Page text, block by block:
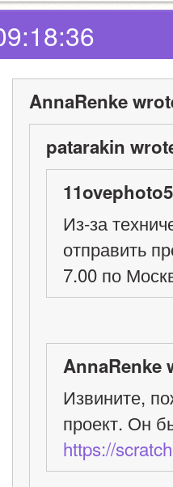
AnnaRenke
patarakin
Из-за
отправить
7.00 по
AnnaRenke
Извините,
проект. Он
https://